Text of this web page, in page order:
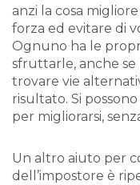
anzi la cosa
forza ed evitare di
Ognuno ha le
sfruttarle, anche
trovare vie
risultato. Si
per migliorarsi,
Un altro aiuto per
dell’impostore è